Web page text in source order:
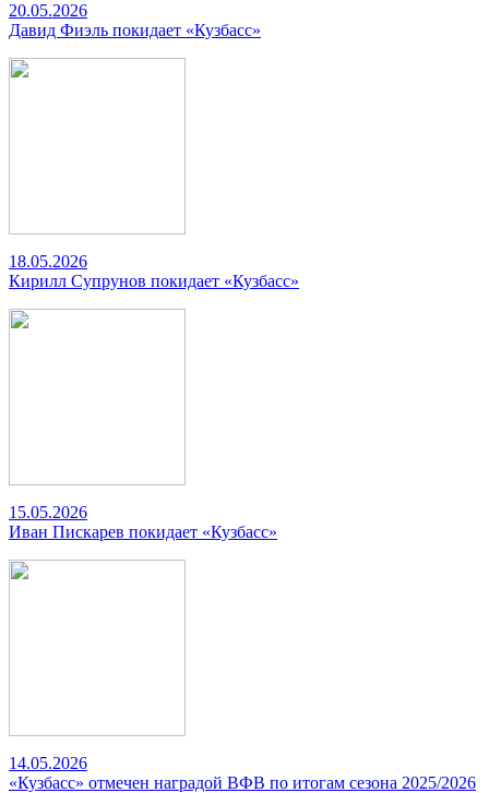
20.05.2026
Давид Фиэль покидает «Кузбасс»
18.05.2026
Кирилл Супрунов покидает «Кузбасс»
15.05.2026
Иван Пискарев покидает «Кузбасс»
14.05.2026
«Кузбасс» отмечен наградой ВФВ по итогам сезона 2025/2026